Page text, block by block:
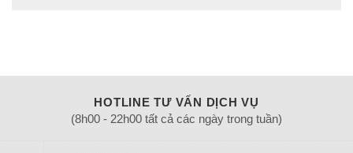
HOTLINE TƯ VẤN DỊCH VỤ
(8h00 - 22h00 tất cả các ngày trong tuần)